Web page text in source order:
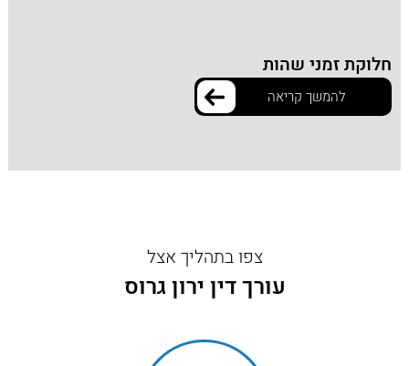
חלוקת זמני שהות
להמשך קריאה
צפו בתהליך אצל
עורך דין ירון גרוס